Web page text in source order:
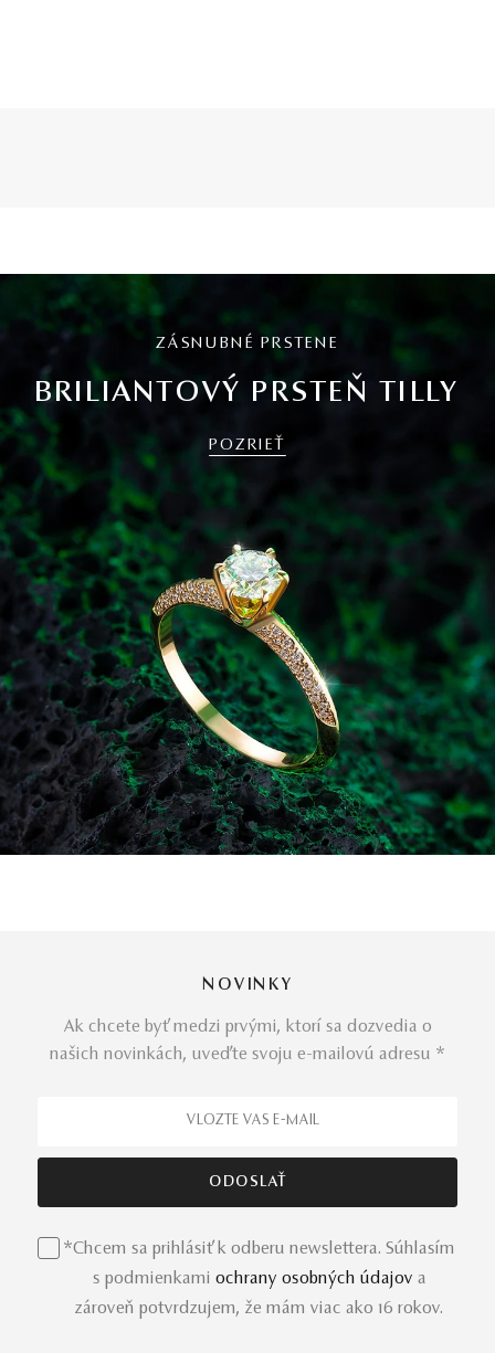
ZÁSNUBNÉ PRSTENE
BRILIANTOVÝ PRSTEŇ TILLY
POZRIEŤ
NOVINKY
Ak chcete byť medzi prvými, ktorí sa dozvedia o
našich novinkách, uveďte svoju e-mailovú adresu *
*Chcem sa prihlásiť k odberu newslettera. Súhlasím
s podmienkami ochrany osobných údajov a
zároveň potvrdzujem, že mám viac ako 16 rokov.